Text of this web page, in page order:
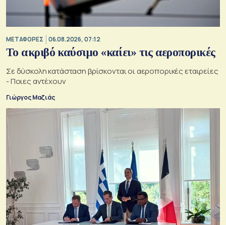
ΜΕΤΑΦΟΡΕΣ 06.08.2026, 07:12
Το ακριβό καύσιμο «καίει» τις αεροπορικές
Σε δύσκολη κατάσταση βρίσκονται οι αεροπορικές εταιρείες
- Ποιες αντέχουν
Γιώργος Μαζιάς